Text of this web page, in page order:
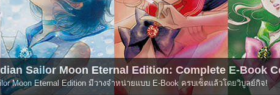
Sailor Moon Now Available for Global Streaming.
Sailor Moon เปิดให้รับชมได้แล้วบนระบบสตรีมมิ่ง